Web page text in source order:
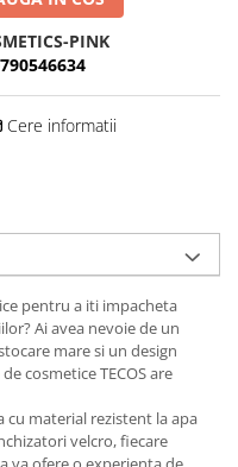
PINK
Cere informatii
pentru a iti impacheta
Ai avea nevoie de un
mare si un design
cosmetice TECOS are
cu material rezistent la apa
velcro, fiecare